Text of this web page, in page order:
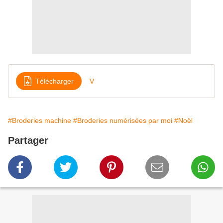
Télécharger V
#Broderies machine #Broderies numérisées par moi #Noël
Partager